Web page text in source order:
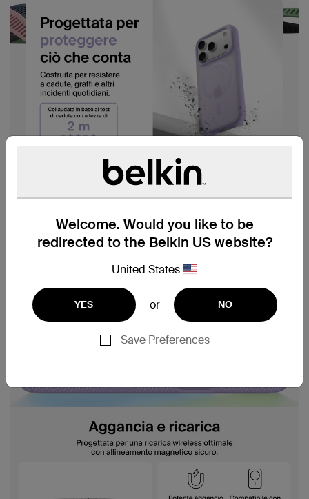
Welcome. Would you like to be
redirected to the Belkin US website?
United States
YES or NO
Save Preferences